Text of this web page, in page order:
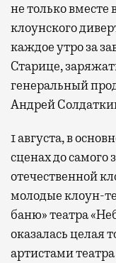
не только вместе
клоунского
каждое утро за
Старице,
генеральный
Андрей
1 августа, в
сценах до самого
отечественной
молодые клоун-
баню» театра
оказалась целая
артистами